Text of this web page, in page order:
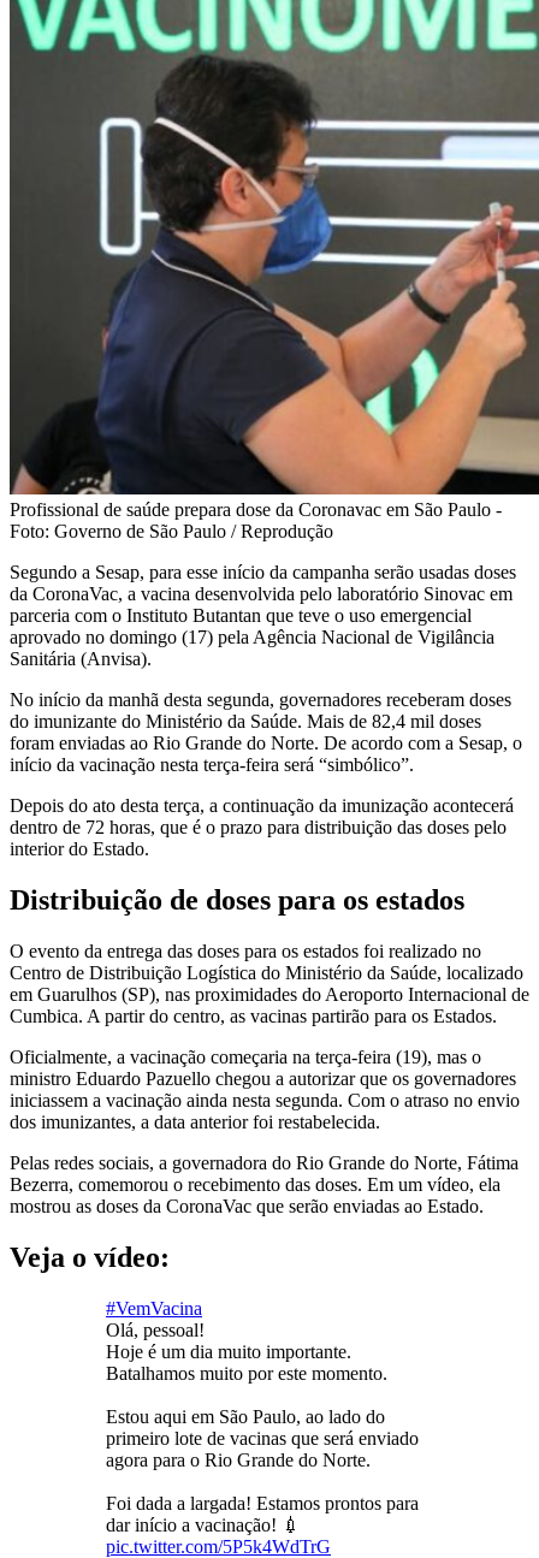
Profissional de saúde prepara dose da Coronavac em São Paulo -
Foto: Governo de São Paulo / Reprodução
Segundo a Sesap, para esse início da campanha serão usadas doses
da CoronaVac, a vacina desenvolvida pelo laboratório Sinovac em
parceria com o Instituto Butantan que teve o uso emergencial
aprovado no domingo (17) pela Agência Nacional de Vigilância
Sanitária (Anvisa).
No início da manhã desta segunda, governadores receberam doses
do imunizante do Ministério da Saúde. Mais de 82,4 mil doses
foram enviadas ao Rio Grande do Norte. De acordo com a Sesap, o
início da vacinação nesta terça-feira será “simbólico”.
Depois do ato desta terça, a continuação da imunização acontecerá
dentro de 72 horas, que é o prazo para distribuição das doses pelo
interior do Estado.
Distribuição de doses para os estados
O evento da entrega das doses para os estados foi realizado no
Centro de Distribuição Logística do Ministério da Saúde, localizado
em Guarulhos (SP), nas proximidades do Aeroporto Internacional de
Cumbica. A partir do centro, as vacinas partirão para os Estados.
Oficialmente, a vacinação começaria na terça-feira (19), mas o
ministro Eduardo Pazuello chegou a autorizar que os governadores
iniciassem a vacinação ainda nesta segunda. Com o atraso no envio
dos imunizantes, a data anterior foi restabelecida.
Pelas redes sociais, a governadora do Rio Grande do Norte, Fátima
Bezerra, comemorou o recebimento das doses. Em um vídeo, ela
mostrou as doses da CoronaVac que serão enviadas ao Estado.
Veja o vídeo:
#VemVacina
Olá, pessoal!
Hoje é um dia muito importante.
Batalhamos muito por este momento.
Estou aqui em São Paulo, ao lado do
primeiro lote de vacinas que será enviado
agora para o Rio Grande do Norte.
Foi dada a largada! Estamos prontos para
dar início a vacinação! 💉
pic.twitter.com/5P5k4WdTrG